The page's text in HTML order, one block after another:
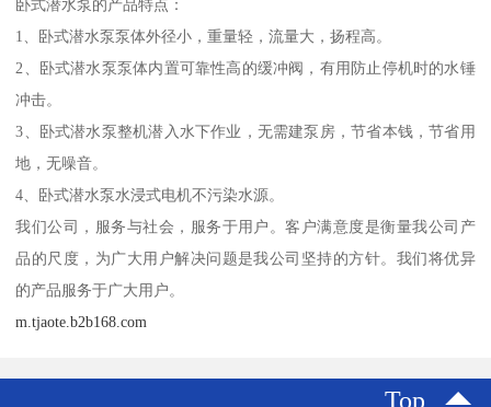
卧式潜水泵的产品特点：
1、卧式潜水泵泵体外径小，重量轻，流量大，扬程高。
2、卧式潜水泵泵体内置可靠性高的缓冲阀，有用防止停机时的水锤
冲击。
3、卧式潜水泵整机潜入水下作业，无需建泵房，节省本钱，节省用
地，无噪音。
4、卧式潜水泵水浸式电机不污染水源。
我们公司，服务与社会，服务于用户。客户满意度是衡量我公司产
品的尺度，为广大用户解决问题是我公司坚持的方针。我们将优异
的产品服务于广大用户。
m.tjaote.b2b168.com
Top